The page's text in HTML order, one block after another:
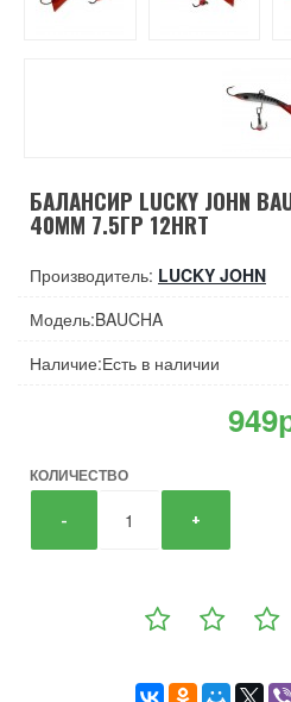
БАЛАНСИР LUCKY JOHN
40ММ 7.5ГР 12HRT
Производитель: LUCKY JOHN
Модель:BAUCHA
Наличие:Есть в наличии
КОЛИЧЕСТВО
- +